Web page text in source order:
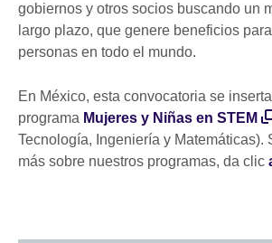
gobiernos y otros socios buscando un
largo plazo, que genere beneficios
personas en todo el mundo.
En México, esta convocatoria se
programa Mujeres y Niñas en STEM
Tecnología, Ingeniería y Matemáticas).
más sobre nuestros programas, da clic